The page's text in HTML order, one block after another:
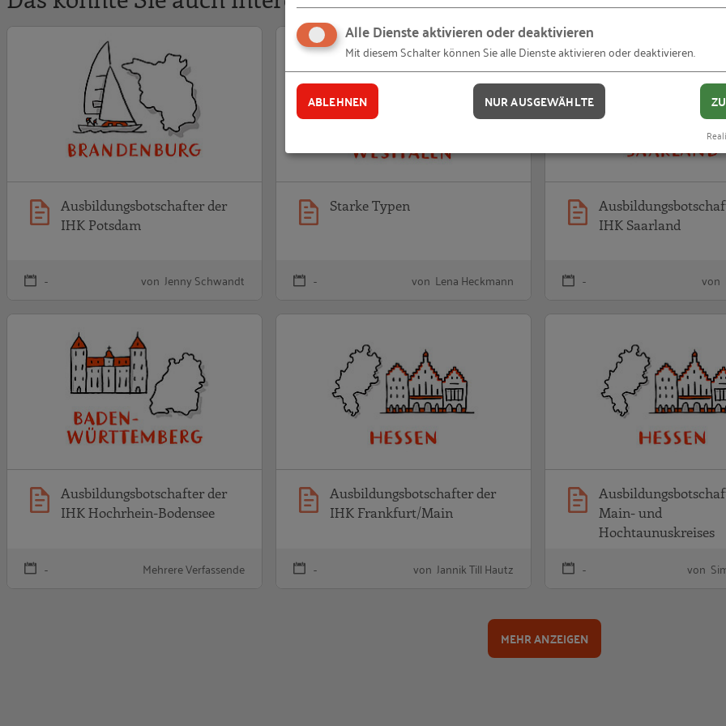
Ausbildungsbotschafter der
IHK Potsdam
- von Jenny Schwandt
Ausbildungsbotschafter der IHK Potsdam
Starke Typen
- von Lena Heckmann
Starke Typen
IHK Saarland
- von
Ausbildungsbotschafter der
IHK Hochrhein-Bodensee
- Mehrere Verfassende
Ausbildungsbotschafter der IHK Hochrhein-Bodensee
Ausbildungsbotschafter der
IHK Frankfurt/Main
- von Jannik Till Hautz
Ausbildungsbotschafter der IHK
Main- und
Hochtaunuskreises
- von
MEHR ANZEIGEN
Alle Dienste aktivieren oder deaktivieren
Mit diesem Schalter können Sie alle Dienste aktivieren oder deaktivieren.
ABLEHNEN NUR AUSGEWÄHLTE